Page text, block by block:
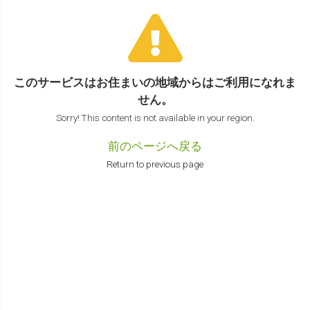
このサービスはお住まいの地域からはご利用になれま
せん。
Sorry! This content is not available in your region.
前のページへ戻る
Return to previous page